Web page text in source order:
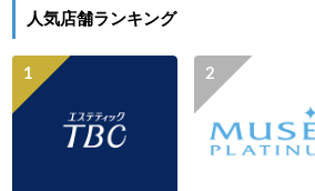
人気店舗ランキング